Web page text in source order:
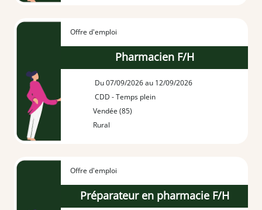
Offre d'emploi
Pharmacien F/H
Du 07/09/2026 au 12/09/2026
CDD - Temps plein
Vendée (85)
Rural
Offre d'emploi
Préparateur en pharmacie F/H